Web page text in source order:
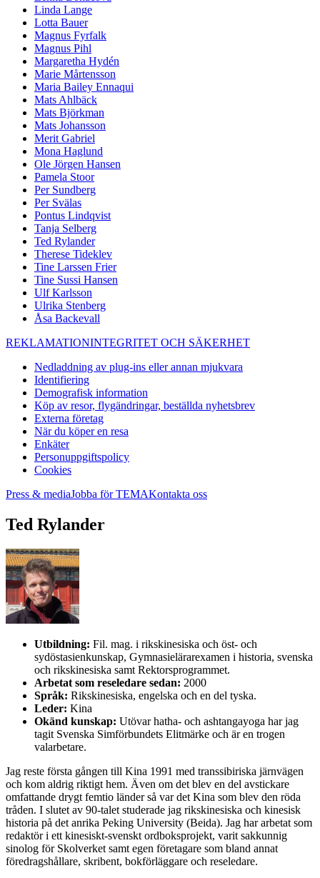
Linda Lange
Lotta Bauer
Magnus Fyrfalk
Magnus Pihl
Margaretha Hydén
Marie Mårtensson
Maria Bailey Ennaqui
Mats Ahlbäck
Mats Björkman
Mats Johansson
Merit Gabriel
Mona Haglund
Ole Jörgen Hansen
Pamela Stoor
Per Sundberg
Per Svälas
Pontus Lindqvist
Tanja Selberg
Ted Rylander
Therese Tideklev
Tine Larssen Frier
Tine Sussi Hansen
Ulf Karlsson
Ulrika Stenberg
Åsa Backevall
REKLAMATIONINTEGRITET OCH SÄKERHET
Nedladdning av plug-ins eller annan mjukvara
Identifiering
Demografisk information
Köp av resor, flygändringar, beställda nyhetsbrev
Externa företag
När du köper en resa
Enkäter
Personuppgiftspolicy
Cookies
Press & mediaJobba för TEMAKontakta oss
Ted Rylander
Utbildning: Fil. mag. i rikskinesiska och öst- och
sydöstasienkunskap, Gymnasielärarexamen i historia, svenska
och rikskinesiska samt Rektorsprogrammet.
Arbetat som reseledare sedan: 2000
Språk: Rikskinesiska, engelska och en del tyska.
Leder: Kina
Okänd kunskap: Utövar hatha- och ashtangayoga har jag
tagit Svenska Simförbundets Elitmärke och är en trogen
valarbetare.
Jag reste första gången till Kina 1991 med transsibiriska järnvägen
och kom aldrig riktigt hem. Även om det blev en del avstickare
omfattande drygt femtio länder så var det Kina som blev den röda
tråden. I slutet av 90-talet studerade jag rikskinesiska och kinesisk
historia på det anrika Peking University (Beida). Jag har arbetat som
redaktör i ett kinesiskt-svenskt ordboksprojekt, varit sakkunnig
sinolog för Skolverket samt egen företagare som bland annat
föredragshållare, skribent, bokförläggare och reseledare.